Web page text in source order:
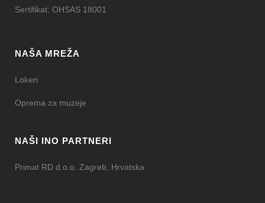
Sertifikat: OHSAS 18001
NAŠA MREŽA
Lokeri
Oprema za muzeje
NAŠI INO PARTNERI
Primat RD d.o.o. Zagreb, Hrvatska